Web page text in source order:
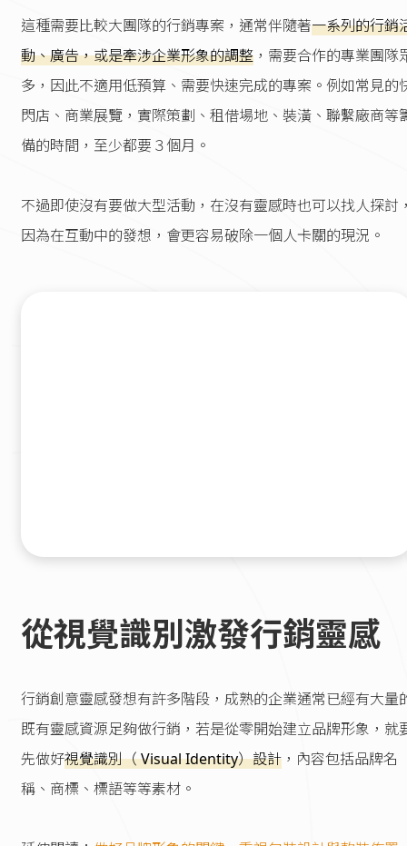
這種需要比較大團隊的行銷專案，通常伴隨著一系列的行銷
動、廣告，或是牽涉企業形象的調整 ，需要合作的專業團隊
多，因此不適用低預算、需要快速完成的專案。例如常見的
閃店、商業展覽，實際策劃、租借場地、裝潢、聯繫廠商等
備的時間，至少都要３個月。
不過即使沒有要做大型活動，在沒有靈感時也可以找人探討
因為在互動中的發想，會更容易破除一個人卡關的現況。
從視覺識別激發行銷靈感
行銷創意靈感發想有許多階段，成熟的企業通常已經有大量
既有靈感資源足夠做行銷，若是從零開始建立品牌形象，就
先做好視覺識別（ Visual Identity）設計 ，內容包括品牌名
稱、商標、標語等等素材。